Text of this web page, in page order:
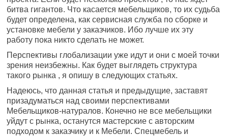
битва гигантов. Что касается мебельщиков, то их судьба
будет определена, как сервисная служба по сборке и
установке мебели у заказчиков. Ибо лучше их эту
работу пока никто сделать не может.
Перспективы глобализации уже идут и они с моей точки
зрения неизбежны. Как будет выглядеть структура
такого рынка , я опишу в следующих статьях.
Надеюсь, что данная статья и предыдущие, заставят
призадуматься над своими перспективами
Мебельщиков-натуралов. Конечно не все мебельщики
уйдут с рынка, останутся мастерские с авторским
подходом к заказчику и к Мебели. Спецмебель и